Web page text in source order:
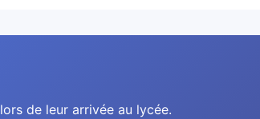
de leur arrivée au lycée.